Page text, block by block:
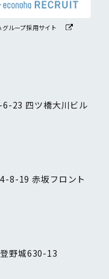
グループ採用サイト
23 四ツ橋大川ビル
8-19 赤坂フロント
野城630-13